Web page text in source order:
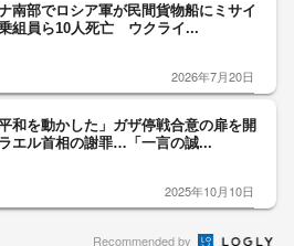
南部でロシア軍が民間貨物船にミサイ
組員ら10人死亡 ウクライ...
2026年7月20日
平和を動かした」ガザ停戦合意の扉を開
エル首相の謝罪…「一言の誠...
2025年10月10日
Recommended by